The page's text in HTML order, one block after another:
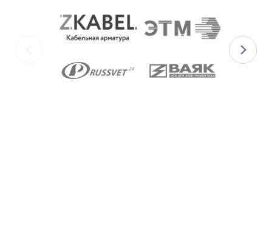
бензостойкой резины МБС;
Ex-вводов типа ВКВ2МР-[Х]С
– из
Ex-вводы типа ВКВ2МРизготавливаются с